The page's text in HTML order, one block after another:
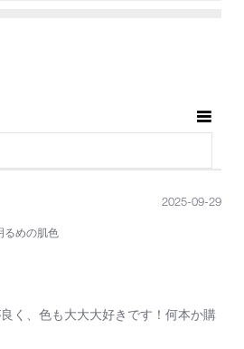
るめの肌色
く、色も大大大好きです！何本か購
2025-09-29